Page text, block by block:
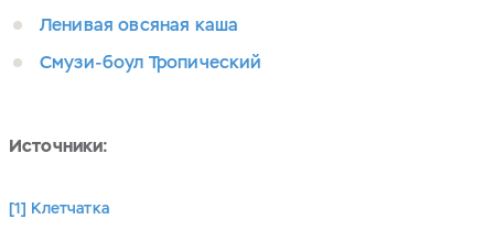
Ленивая овсяная каша
Смузи-боул Тропический
Источники:
[1] Клетчатка